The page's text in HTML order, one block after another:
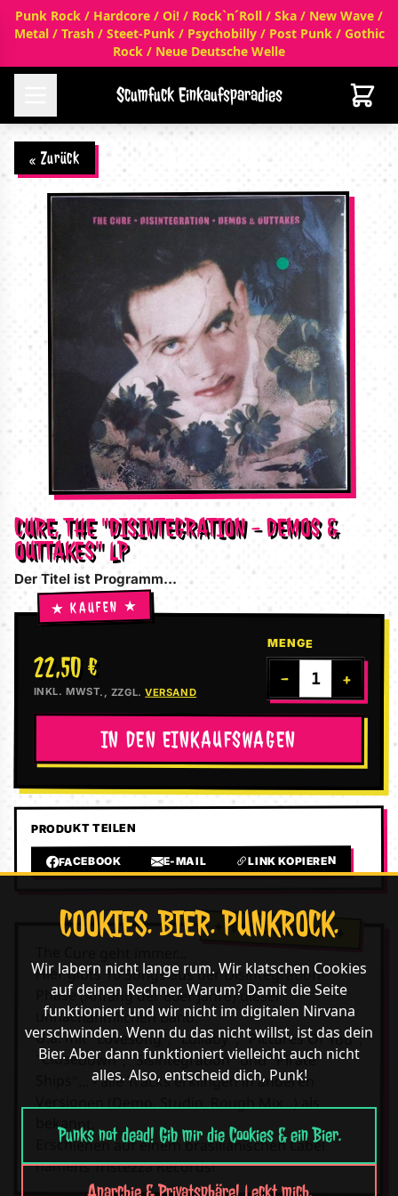
Punk Rock / Hardcore / Oi! / Rock`n´Roll / Ska / New Wave /
Metal / Trash / Steet-Punk / Psychobilly / Post Punk / Gothic
Rock / Neue Deutsche Welle
Scumfuck Einkaufsparadies
« Zurück
CURE, THE "DISINTEGRATION - DEMOS &
OUTTAKES" LP
Der Titel ist Programm...
22,50 €
INKL. MWST., ZZGL.VERSAND
MENGE
− +
IN DEN EINKAUFSWAGEN
PRODUKT TEILEN
FACEBOOK E-MAIL LINK KOPIEREN
Hier gibts 10 Songs aus der Disintegration-
Phase (Anfang der 80er Jahre) dieser
unnachahmlichen Band.
U.a. mit "Lovesong", "Lullaby", "Pictures Of You",
"Closedown", "Sisintegration" und "Pirate
Ships"... - alle Tracks erklingen in anderen
Versionen (Demo, Studio, Rough Mix...) als
bekannt.
Erschienen auf einem brasilianischen Label
namens Tristezza Records!
COOKIES. BIER. PUNKROCK.
Wir labern nicht lange rum. Wir klatschen Cookies
auf deinen Rechner. Warum? Damit die Seite
funktioniert und wir nicht im digitalen Nirvana
verschwinden. Wenn du das nicht willst, ist das dein
Bier. Aber dann funktioniert vielleicht auch nicht
alles. Also, entscheid dich, Punk!
Punks not dead! Gib mir die Cookies & ein Bier.